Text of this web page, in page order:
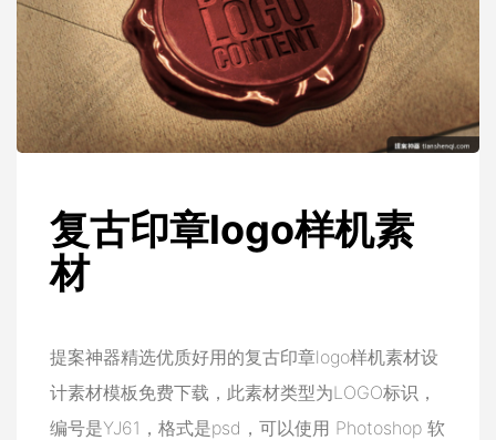
复古印章logo样机素
材
提案神器精选优质好用的复古印章logo样机素材设
计素材模板免费下载，此素材类型为LOGO标识，
编号是YJ61，格式是psd，可以使用 Photoshop 软